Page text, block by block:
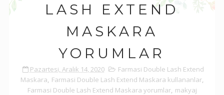
LASH EXTEND
MASKARA
YORUMLAR
Pazartesi, Aralık 14, 2020
Farmasi Double Lash Extend
Maskara, Farmasi Double Lash Extend Maskara kullananlar,
Farmasi Double Lash Extend Maskara yorumlar, makyaj